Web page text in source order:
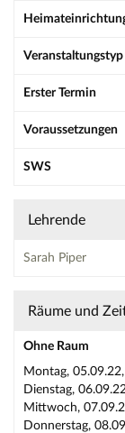
Veranstaltungstyp
Erster Termin
Voraussetzungen
SWS
Lehrende
Sarah Piper
Räume und
Ohne Raum
Montag,
Dienstag,
Mittwoch,
Donnerstag,